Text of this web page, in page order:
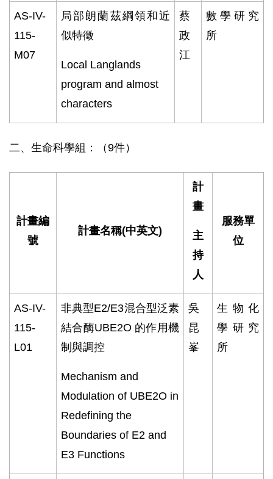
AS-IV-
115-
M07
局部朗蘭茲綱領和近
似特徵
Local Langlands
program and almost
characters
蔡
政
江
數學研究
所
二、生命科學組：（9件）
計畫編
號
計畫名稱(中英文)
計
畫
主
持
人
服務單
位
AS-IV-
115-
L01
非典型E2/E3混合型泛素
結合酶UBE2O 的作用機
制與調控
Mechanism and
Modulation of UBE2O in
Redefining the
Boundaries of E2 and
E3 Functions
吳
昆
峯
生物化
學研究
所